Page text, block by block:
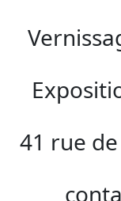
41 rue